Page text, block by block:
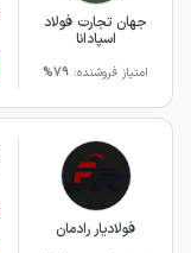
جهان تجارت فولاد
اسپادانا
امتیاز فروشنده: 79%
فولادیار رادمان